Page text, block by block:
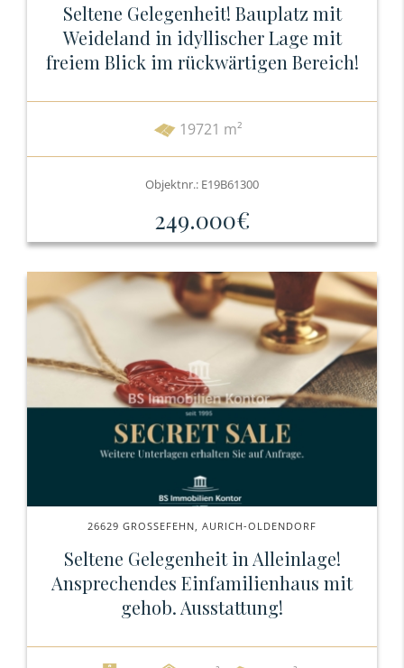
Seltene Gelegenheit! Bauplatz mit
Weideland in idyllischer Lage mit
freiem Blick im rückwärtigen Bereich!
19721 m²
Objektnr.: E19B61300
249.000€
26629 GROSSEFEHN, AURICH-OLDENDORF
Seltene Gelegenheit in Alleinlage!
Ansprechendes Einfamilienhaus mit
gehob. Ausstattung!